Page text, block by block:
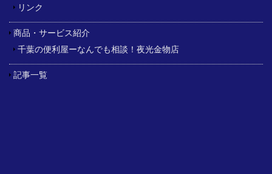
リンク
商品・サービス紹介
千葉の便利屋ーなんでも相談！夜光金物店
記事一覧